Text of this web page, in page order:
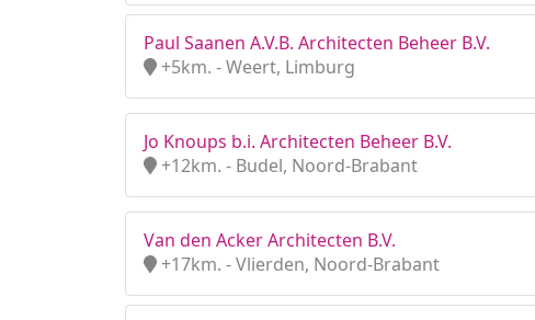
Paul Saanen A.V.B. Architecten Beheer B.V.
+5km. - Weert, Limburg
Jo Knoups b.i. Architecten Beheer B.V.
+12km. - Budel, Noord-Brabant
Van den Acker Architecten B.V.
+17km. - Vlierden, Noord-Brabant